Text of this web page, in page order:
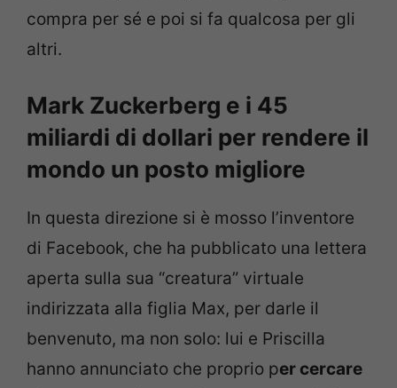
compra per sé e poi si fa qualcosa per gli
altri.
Mark Zuckerberg e i 45
miliardi di dollari per rendere il
mondo un posto migliore
In questa direzione si è mosso l’inventore
di Facebook, che ha pubblicato una lettera
aperta sulla sua “creatura” virtuale
indirizzata alla figlia Max, per darle il
benvenuto, ma non solo: lui e Priscilla
hanno annunciato che proprio per cercare